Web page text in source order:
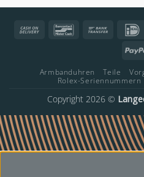
Cash
Bancontact Bank
Armbanduhren Teile
Rolex-Seriennummern
Copyright 2026 ©